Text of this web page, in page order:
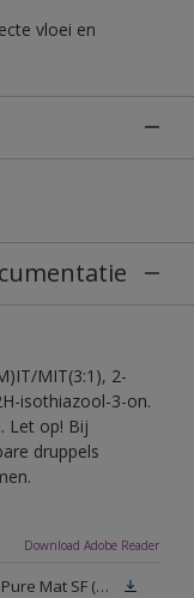
vloei en
MIT(3:1), 2-
isothiazool-3-on.
Let op! Bij
druppels
Download Adobe Reader
Technisch Informatieblad Alphacryl Pure Mat SF (New Livery) (PDF)